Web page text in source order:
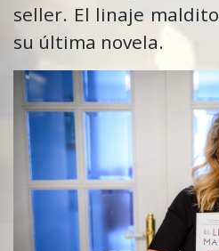
seller. El linaje maldito
su última novela.